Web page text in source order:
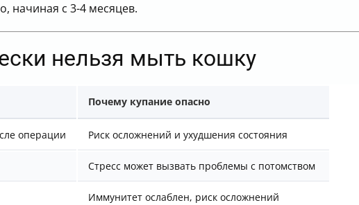
начиная с 3-4 месяцев.
нельзя мыть кошку
Почему купание опасно
операции Риск осложнений и ухудшения состояния
Стресс может вызвать проблемы с потомством
Иммунитет ослаблен, риск осложнений